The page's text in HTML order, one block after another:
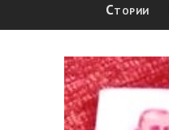
Стории